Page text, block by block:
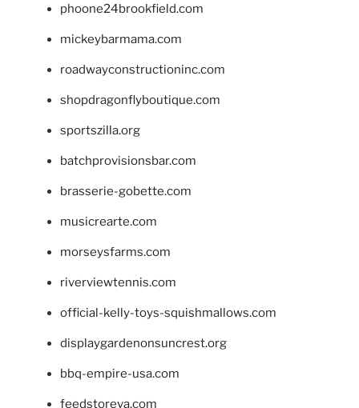
phoone24brookfield.com
mickeybarmama.com
roadwayconstructioninc.com
shopdragonflyboutique.com
sportszilla.org
batchprovisionsbar.com
brasserie-gobette.com
musicrearte.com
morseysfarms.com
riverviewtennis.com
official-kelly-toys-squishmallows.com
displaygardenonsuncrest.org
bbq-empire-usa.com
feedstoreva.com